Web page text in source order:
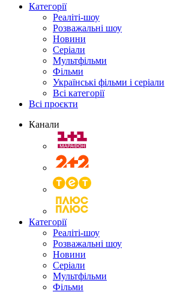
Категорії
Реаліті-шоу
Розважальні шоу
Новини
Серіали
Мультфільми
Фільми
Українські фільми і серіали
Всі категорії
Всі проєкти
Канали
Категорії
Реаліті-шоу
Розважальні шоу
Новини
Серіали
Мультфільми
Фільми